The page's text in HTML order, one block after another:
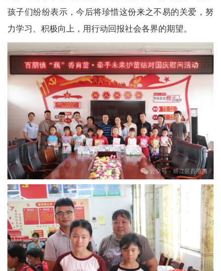
孩子们纷纷表示，今后将珍惜这份来之不易的关爱，努
力学习、积极向上，用行动回报社会各界的期望。